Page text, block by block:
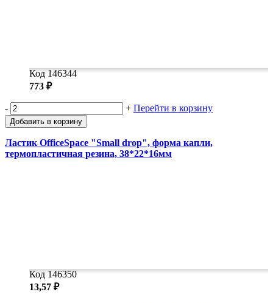
Код 146344
773 ₽
- + Перейти в корзину
Добавить в корзину
Ластик OfficeSpace "Small drop", форма капли,
термопластичная резина, 38*22*16мм
Код 146350
13,57 ₽